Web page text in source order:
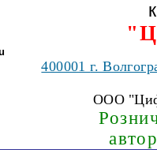
400001г.
ООО